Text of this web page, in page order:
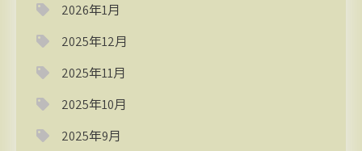
2026年1月
2025年12月
2025年11月
2025年10月
2025年9月